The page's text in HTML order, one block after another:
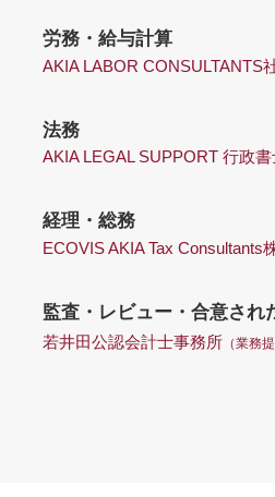
労務・給与計算
AKIA LABOR CONSULTANTS
法務
AKIA LEGAL SUPPORT 行政
経理・総務
ECOVIS AKIA Tax Consultants
監査・レビュー・合意され
若井田公認会計士事務所 （業務